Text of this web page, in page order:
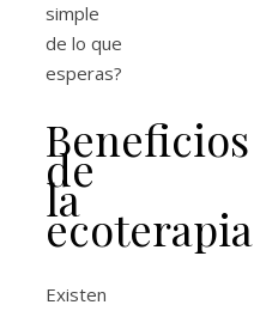
simple
de lo que
esperas?
Beneficios
de
la
ecoterapia
Existen